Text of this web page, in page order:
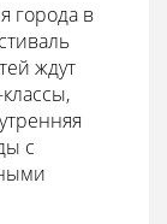
города в
ждут
с